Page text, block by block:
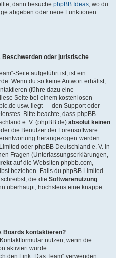
dann besuche phpBB Ideas, wo du
abgeben oder neue Funktionen
Beschwerden oder juristische
Seite aufgeführt ist, ist ein
Wenn du so keine Antwort erhältst,
(führe dazu eine
Seite bei einem kostenlosen
usw. liegt — den Support oder
Bitte beachte, dass phpBB
e. V. (phpBB.de) absolut keinen
die Benutzer der Forensoftware
herangezogen werden
oder phpBB Deutschland e. V. in
Fragen (Unterlassungserklärungen,
auf die Websiten phpbb.com,
beziehen. Falls du phpBB Limited
die die Softwarenutzung
überhaupt, höchstens eine knappe
Boards kontaktieren?
nutzen, wenn die
aktiviert wurde.
den Link „Das Team“ verwenden.